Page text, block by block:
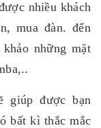
nhiều khách
mua đàn. đến
những mặt
giúp được bạn
bất kì thắc mắc